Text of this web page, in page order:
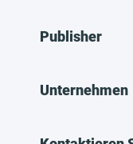
Publisher
Unternehmen